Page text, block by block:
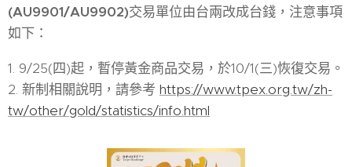
(AU9901/AU9902)交易單位由台兩改成台錢，注意事項
如下：
1. 9/25(四)起，暫停黃金商品交易，於10/1(三)恢復交易。
2. 新制相關說明，請參考 https://www.tpex.org.tw/zh-
tw/other/gold/statistics/info.html